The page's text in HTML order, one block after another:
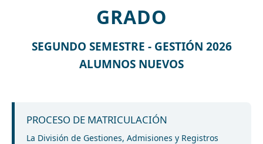
GRADO
SEGUNDO SEMESTRE - GESTIÓN 2026
ALUMNOS NUEVOS
PROCESO DE MATRICULACIÓN
La División de Gestiones, Admisiones y Registros